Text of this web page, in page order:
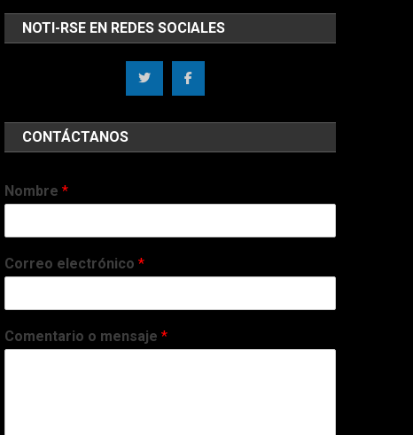
NOTI-RSE EN REDES SOCIALES
CONTÁCTANOS
Nombre *
Correo electrónico *
Comentario o mensaje *